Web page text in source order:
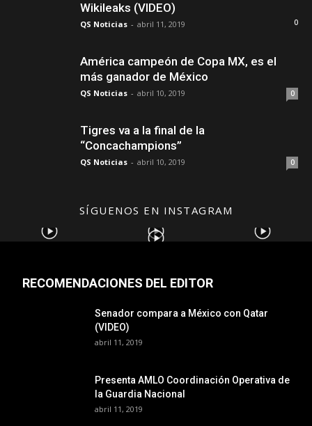
Wikileaks (VIDEO)
QS Noticias - abril 11, 2019 0
América campeón de Copa MX, es el
más ganador de México
QS Noticias - abril 10, 2019 0
Tigres va a la final de la
“Concachampions”
QS Noticias - abril 10, 2019 0
SÍGUENOS EN INSTAGRAM
RECOMENDACIONES DEL EDITOR
Senador compara a México con Qatar
(VIDEO)
abril 11, 2019
Presenta AMLO Coordinación Operativa de
la Guardia Nacional
abril 11, 2019